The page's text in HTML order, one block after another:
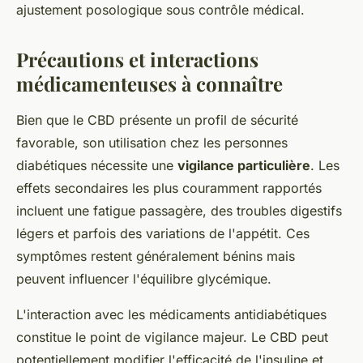
ajustement posologique sous contrôle médical.
Précautions et interactions
médicamenteuses à connaître
Bien que le CBD présente un profil de sécurité
favorable, son utilisation chez les personnes
diabétiques nécessite une vigilance particulière. Les
effets secondaires les plus couramment rapportés
incluent une fatigue passagère, des troubles digestifs
légers et parfois des variations de l'appétit. Ces
symptômes restent généralement bénins mais
peuvent influencer l'équilibre glycémique.
L'interaction avec les médicaments antidiabétiques
constitue le point de vigilance majeur. Le CBD peut
potentiellement modifier l'efficacité de l'insuline et